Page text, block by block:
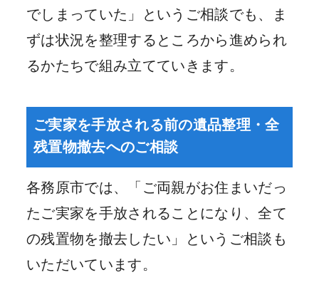
でしまっていた」というご相談でも、ま
ずは状況を整理するところから進められ
るかたちで組み立てていきます。
ご実家を手放される前の遺品整理・全
残置物撤去へのご相談
各務原市では、「ご両親がお住まいだっ
たご実家を手放されることになり、全て
の残置物を撤去したい」というご相談も
いただいています。